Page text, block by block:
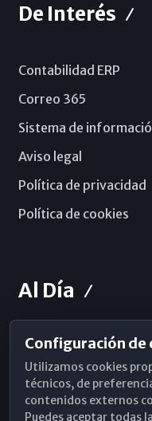
De Interés
Contabilidad ERP
Correo 365
Sistema de
Aviso legal
Política de privacidad
Política de cookies
Al Día
Horarios de Misa
Hemeroteca
WhatsApp
Configuración de
Utilizamos cookies
técnicos, de
contenidos externos
Puedes aceptar todas